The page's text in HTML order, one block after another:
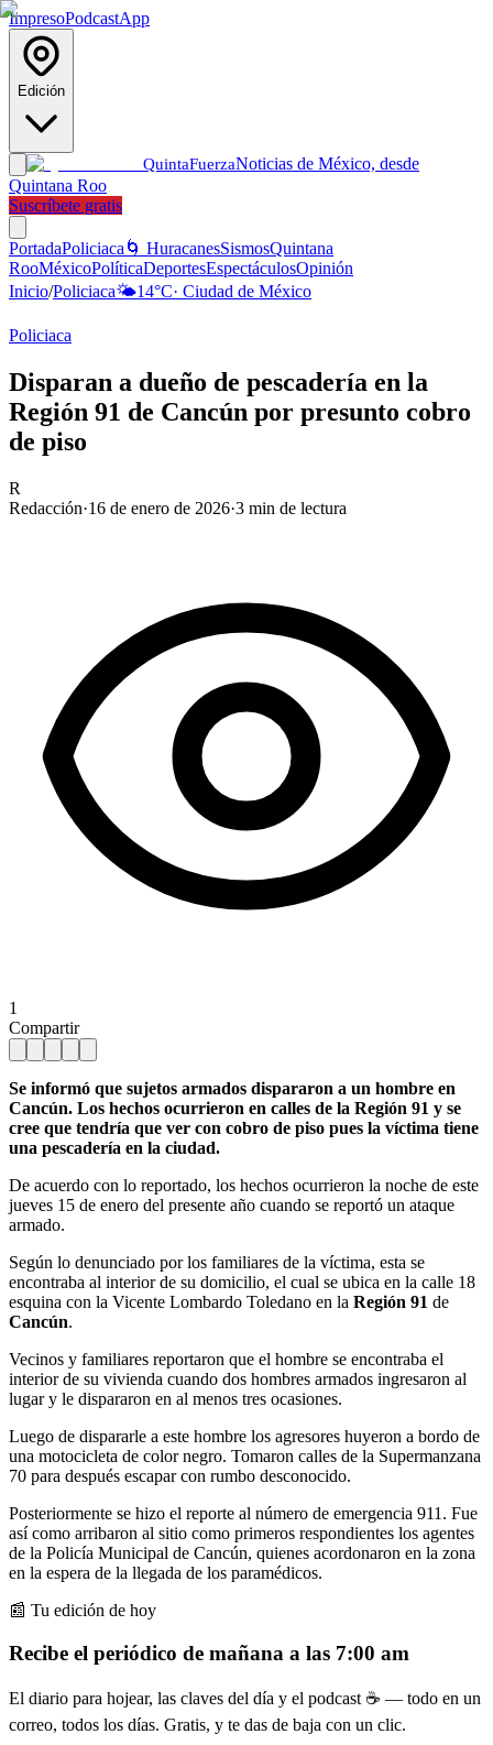
ImpresoPodcastApp
Edición
QuintaFuerzaNoticias de México, desde
Quintana Roo
Suscríbete gratis
PortadaPoliciaca 🌀 HuracanesSismosQuintana
RooMéxicoPolíticaDeportesEspectáculosOpinión
Inicio/Policiaca🌤️14°C· Ciudad de México
Policiaca
Disparan a dueño de pescadería en la
Región 91 de Cancún por presunto cobro
de piso
R
Redacción·16 de enero de 2026·3 min de lectura
1
Compartir
Se informó que sujetos armados dispararon a un hombre en
Cancún. Los hechos ocurrieron en calles de la Región 91 y se
cree que tendría que ver con cobro de piso pues la víctima tiene
una pescadería en la ciudad.
De acuerdo con lo reportado, los hechos ocurrieron la noche de este
jueves 15 de enero del presente año cuando se reportó un ataque
armado.
Según lo denunciado por los familiares de la víctima, esta se
encontraba al interior de su domicilio, el cual se ubica en la calle 18
esquina con la Vicente Lombardo Toledano en la Región 91 de
Cancún.
Vecinos y familiares reportaron que el hombre se encontraba el
interior de su vivienda cuando dos hombres armados ingresaron al
lugar y le dispararon en al menos tres ocasiones.
Luego de dispararle a este hombre los agresores huyeron a bordo de
una motocicleta de color negro. Tomaron calles de la Supermanzana
70 para después escapar con rumbo desconocido.
Posteriormente se hizo el reporte al número de emergencia 911. Fue
así como arribaron al sitio como primeros respondientes los agentes
de la Policía Municipal de Cancún, quienes acordonaron en la zona
en la espera de la llegada de los paramédicos.
📰 Tu edición de hoy
Recibe el periódico de mañana a las 7:00 am
El diario para hojear, las claves del día y el podcast ☕ — todo en un
correo, todos los días. Gratis, y te das de baja con un clic.